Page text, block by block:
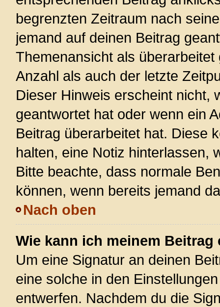
begrenzten Zeitraum nach
jemand auf deinen Beitrag
Themenansicht als
Anzahl als auch der letzte
Dieser Hinweis erscheint nicht,
geantwortet hat oder wenn ein
Beitrag überarbeitet hat. Diese
halten, eine Notiz hinterlassen,
Bitte beachte, dass normale
können, wenn bereits jemand
Nach oben
Wie kann ich meinem
Um eine Signatur an deinen
eine solche in den
entwerfen. Nachdem du die